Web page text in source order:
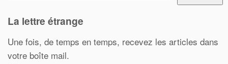
La lettre étrange
Une fois, de temps en temps, recevez les articles dans
votre boîte mail.